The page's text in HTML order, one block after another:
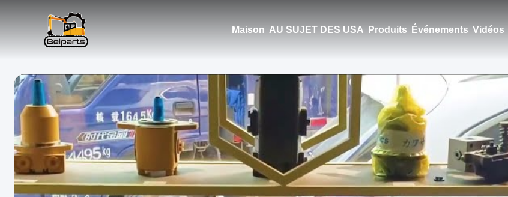
Maison AU SUJET DES USA Produits Événements Vidéos